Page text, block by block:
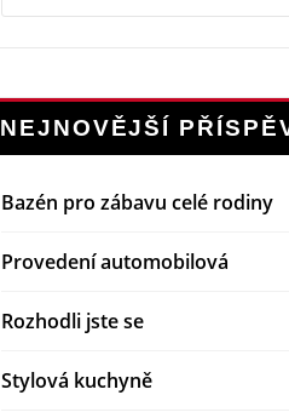
NEJNOVĚJŠÍ
Bazén pro zábavu celé rodiny
Provedení automobilová
Rozhodli jste se
Stylová kuchyně